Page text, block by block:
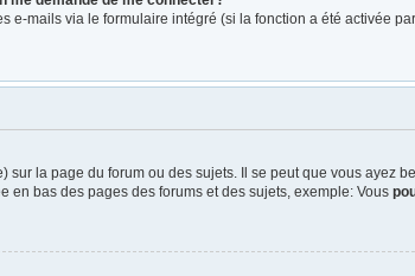
e-mails via le formulaire intégré (si la fonction a été activée
la page du forum ou des sujets. Il se peut que vous ayez
en bas des pages des forums et des sujets, exemple: Vous